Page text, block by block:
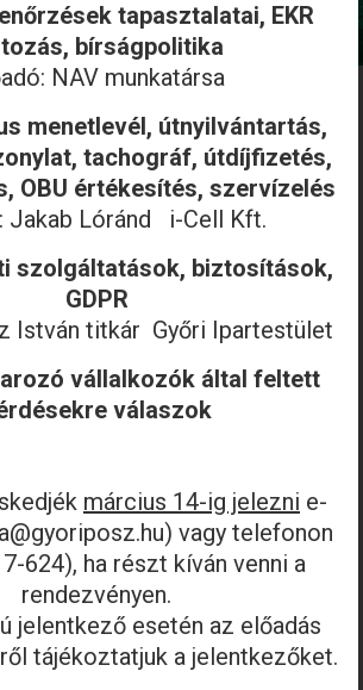
tapasztalatai, EKR
bírságpolitika
NAV munkatársa
menetlevél, útnyilvántartás,
tachográf, útdíjfizetés,
OBU értékesítés, szervízelés
Jakab Lóránd i-Cell Kft.
szolgáltatások, biztosítások,
GDPR
István titkár Győri Ipartestület
vállalkozók által feltett
válaszok
március 14-ig jelezni e-
vagy telefonon
624), ha részt kíván venni a
rendezvényen.
jelentkező esetén az előadás
tájékoztatjuk a jelentkezőket.